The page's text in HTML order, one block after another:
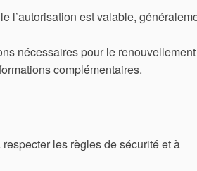
l’autorisation est valable,
nécessaires pour le renouvellement
complémentaires.
les règles de sécurité et à